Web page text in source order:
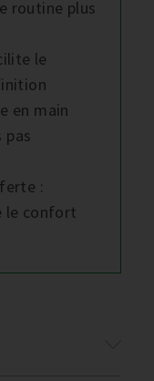
routine plus
le
en main
pas
:
le confort